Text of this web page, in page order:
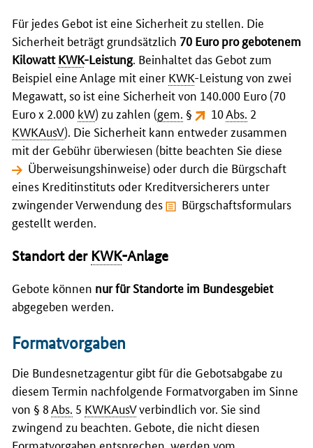
Für jedes Gebot ist eine Sicherheit zu stellen. Die
Sicherheit beträgt grundsätzlich 70 Euro pro gebotenem
KilowattKWK-Leistung. Beinhaltet das Gebot zum
Beispiel eine Anlage mit einer KWK-Leistung von zwei
Megawatt, so ist eine Sicherheit von 140.000 Euro (70
Euro x 2.000 kW) zu zahlen (gem. § 10Abs. 2
KWKAusV). Die Sicherheit kann entweder zusammen
mit der Gebühr überwiesen (bitte beachten Sie diese
Überweisungshinweise) oder durch die Bürgschaft
eines Kreditinstituts oder Kreditversicherers unter
zwingender Verwendung des
Bürgschaftsformulars
gestellt werden.
Standort der KWK-Anlage
Gebote können nur für Standorte im Bundesgebiet
abgegeben werden.
Formatvorgaben
Die Bundesnetzagentur gibt für die Gebotsabgabe zu
diesem Termin nachfolgende Formatvorgaben im Sinne
von § 8Abs. 5 KWKAusVverbindlich vor. Sie sind
zwingend zu beachten. Gebote, die nicht diesen
Formatvorgaben entsprechen, werden vom